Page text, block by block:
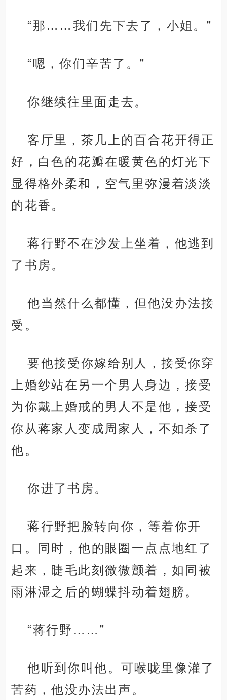
“那……我们先下去了，小姐。”
“嗯，你们辛苦了。”
你继续往里面走去。
客厅里，茶几上的百合花开得正
好，白色的花瓣在暖黄色的灯光下
显得格外柔和，空气里弥漫着淡淡
的花香。
蒋行野不在沙发上坐着，他逃到
了书房。
他当然什么都懂，但他没办法接
受。
要他接受你嫁给别人，接受你穿
上婚纱站在另一个男人身边，接受
为你戴上婚戒的男人不是他，接受
你从蒋家人变成周家人，不如杀了
他。
你进了书房。
蒋行野把脸转向你，等着你开
口。同时，他的眼圈一点点地红了
起来，睫毛此刻微微颤着，如同被
雨淋湿之后的蝴蝶抖动着翅膀。
“蒋行野……”
他听到你叫他。可喉咙里像灌了
苦药，他没办法出声。